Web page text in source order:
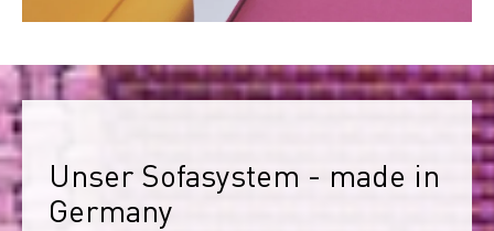
Unser Sofasystem - made in
Germany